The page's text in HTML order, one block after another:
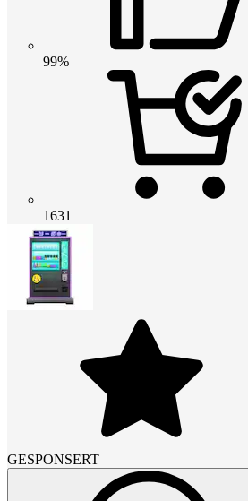
99%
1631
GESPONSERT